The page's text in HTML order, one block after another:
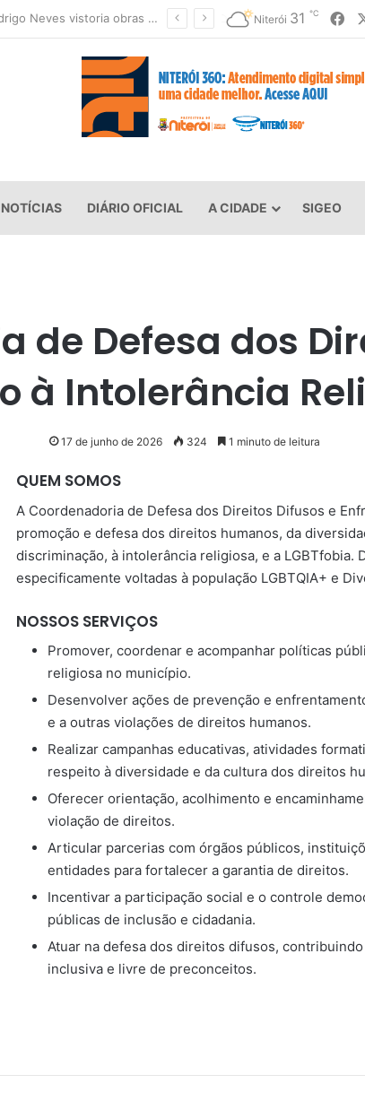
Prefeito Rodrigo Neves vistoria obras do Supercentro de Exames, Imagens e Especialidades de Niterói Niterói 31 ℃
NOTÍCIAS DIÁRIO OFICIAL A CIDADE SIGEO
de Defesa dos
à Intolerância
17 de junho de 2026 324 1 minuto de leitura
QUEM SOMOS
A Coordenadoria de Defesa dos Direitos Difusos e
promoção e defesa dos direitos humanos, da
discriminação, à intolerância religiosa, e a
especificamente voltadas à população LGBTQIA+ e
NOSSOS SERVIÇOS
Promover, coordenar e acompanhar políticas
religiosa no município.
Desenvolver ações de prevenção e
e a outras violações de direitos humanos.
Realizar campanhas educativas, atividades
respeito à diversidade e da cultura dos direitos
Oferecer orientação, acolhimento e
violação de direitos.
Articular parcerias com órgãos públicos,
entidades para fortalecer a garantia de direitos.
Incentivar a participação social e o controle
públicas de inclusão e cidadania.
Atuar na defesa dos direitos difusos,
inclusiva e livre de preconceitos.